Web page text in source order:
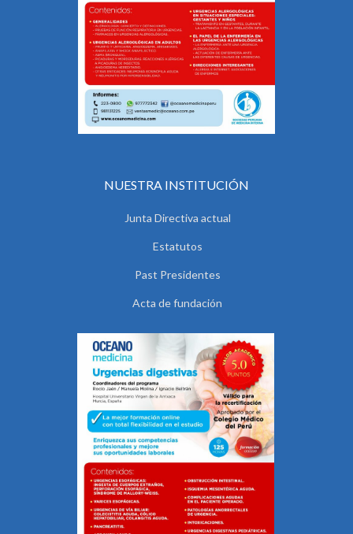
NUESTRA INSTITUCIÓN
Junta Directiva actual
Estatutos
Past Presidentes
Acta de fundación